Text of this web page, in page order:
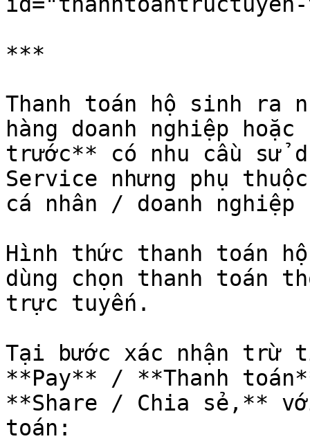
***
Thanh toán hộ sinh ra
hàng doanh nghiệp
trước** có nhu cầu sử
Service nhưng phụ
cá nhân / doanh nghiệp
Hình thức thanh toán
dùng chọn thanh toán
trực tuyến.
Tại bước xác nhận trừ
**Pay** / **Thanh
**Share / Chia sẻ,**
toán: